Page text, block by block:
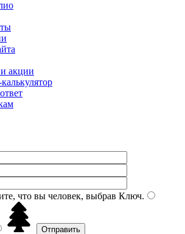
акции
что вы человек, выбрав Ключ.